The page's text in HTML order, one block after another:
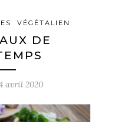
VÉGÉTALIEN
DE
avril 2020